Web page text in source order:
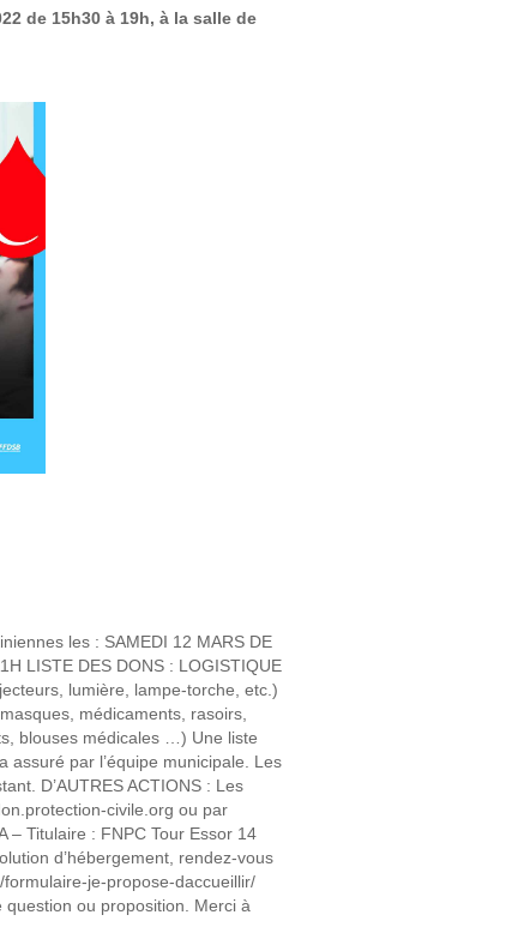
de 15h30 à 19h, à la salle de
les : SAMEDI 12 MARS DE
LISTE DES DONS : LOGISTIQUE
lumière, lampe-torche, etc.)
médicaments, rasoirs,
blouses médicales …) Une liste
assuré par l’équipe municipale. Les
D’AUTRES ACTIONS : Les
civile.org ou par
– Titulaire : FNPC Tour Essor 14
d’hébergement, rendez-vous
je-propose-daccueillir/
ou proposition. Merci à